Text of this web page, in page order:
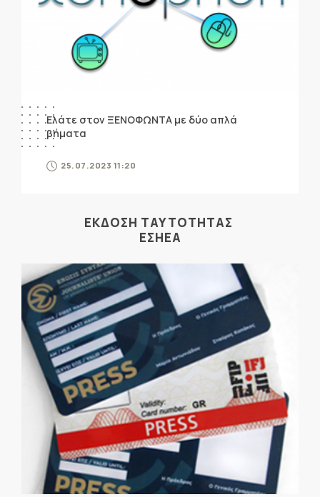
Ελάτε στον ΞΕΝΟΦΩΝΤΑ με δύο απλά
βήματα
25.07.2023 11:20
ΕΚΔΟΣΗ ΤΑΥΤΟΤΗΤΑΣ
ΕΣΗΕΑ